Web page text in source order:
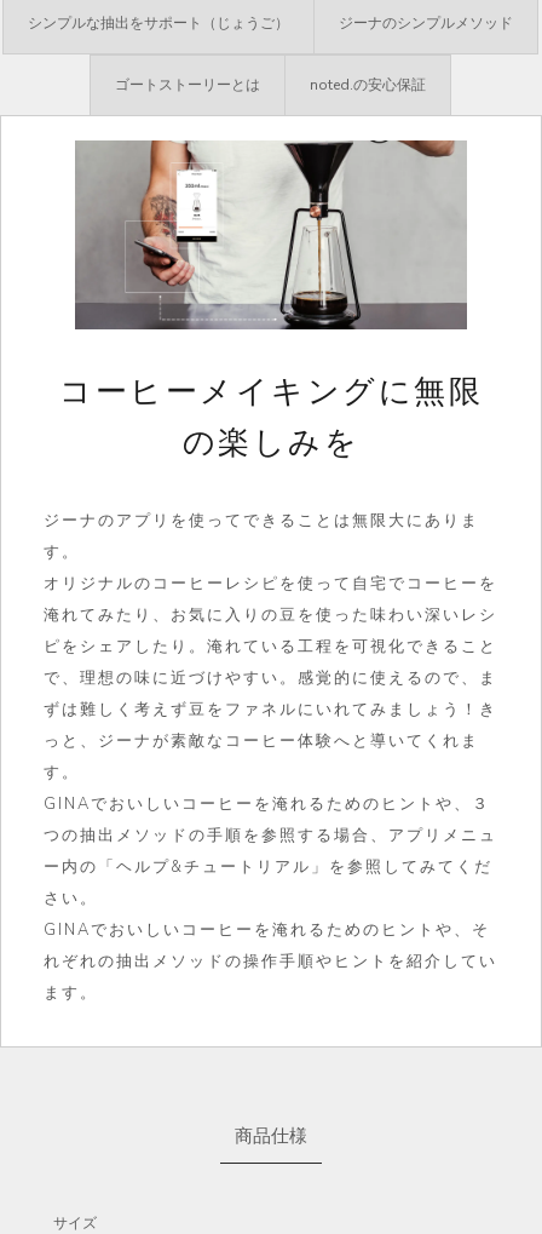
シンプルな抽出をサポート（じょうご） ジーナのシンプルメソッド
ゴートストーリーとは noted.の安心保証
コーヒーメイキングに無限
の楽しみを
ジーナのアプリを使ってできることは無限大にありま
す。
オリジナルのコーヒーレシピを使って自宅でコーヒーを
淹れてみたり、お気に入りの豆を使った味わい深いレシ
ピをシェアしたり。淹れている工程を可視化できること
で、理想の味に近づけやすい。感覚的に使えるので、ま
ずは難しく考えず豆をファネルにいれてみましょう！き
っと、ジーナが素敵なコーヒー体験へと導いてくれま
す。
GINAでおいしいコーヒーを淹れるためのヒントや、３
つの抽出メソッドの手順を参照する場合、アプリメニュ
ー内の「ヘルプ&チュートリアル」を参照してみてくだ
さい。
GINAでおいしいコーヒーを淹れるためのヒントや、そ
れぞれの抽出メソッドの操作手順やヒントを紹介してい
ます。
商品仕様
サイズ